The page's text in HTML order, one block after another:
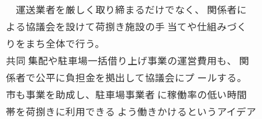
運送業者を厳しく取り締まるだけでなく、 関係者に
よる協議会を設けて荷捌き施設の手 当てや仕組みづく
りをまち全体で行う。
共同 集配や駐車場一括借り上げ事業の運営費用も、 関
係者で公平に負担金を拠出して協議会にプ ールする。
市も事業を助成し、駐車場事業者 に稼働率の低い時間
帯を荷捌きに利用できる よう働きかけるというアイデア